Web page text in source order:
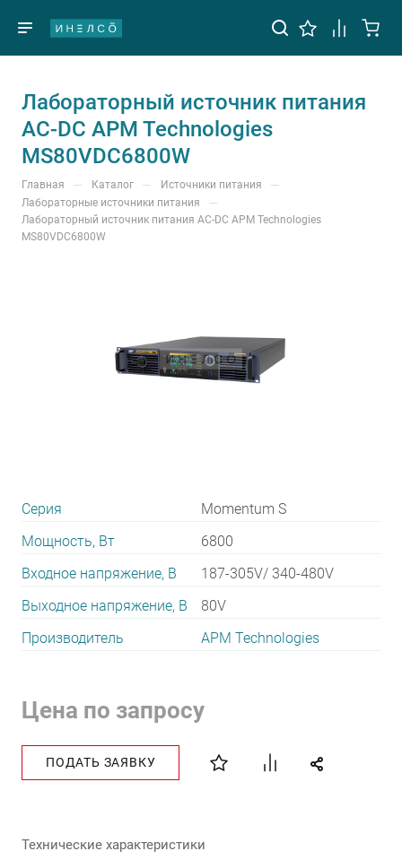
Лабораторный источник питания
AC-DC APM Technologies
MS80VDC6800W
Главная — Каталог — Источники питания —
Лабораторные источники питания —
Лабораторный источник питания AC-DC APM Technologies
MS80VDC6800W
Серия
Momentum S
Мощность, Вт
6800
Входное напряжение, В
187-305V/ 340-480V
Выходное напряжение, В
80V
Производитель
APM Technologies
Цена по запросу
ПОДАТЬ ЗАЯВКУ
Технические характеристики